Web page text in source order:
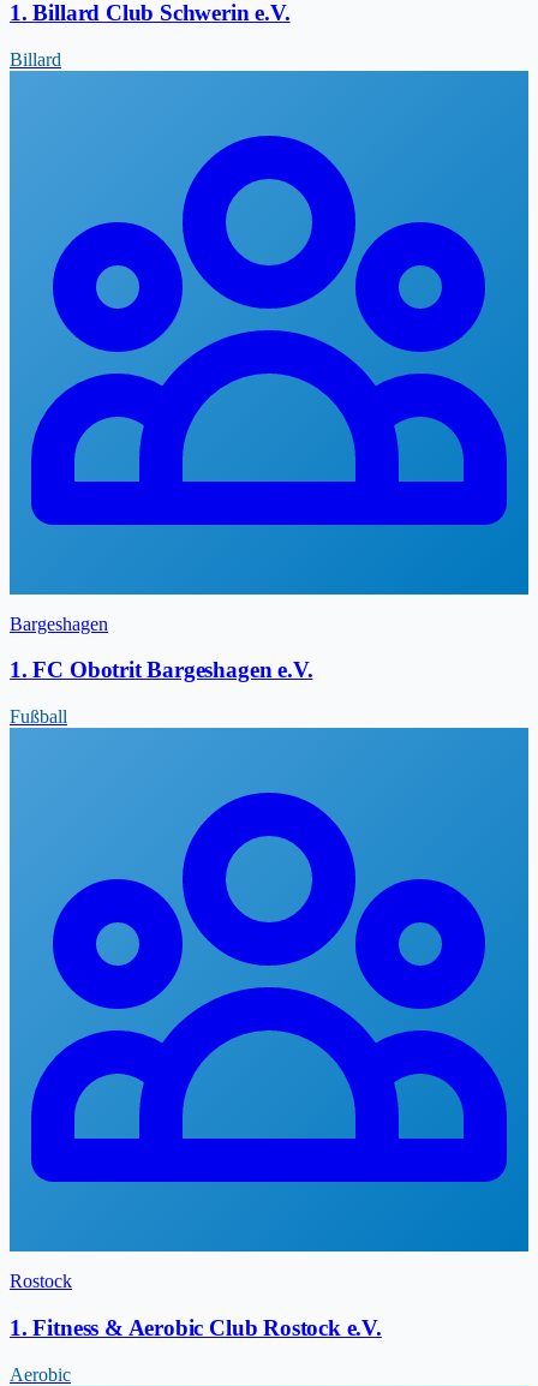
1. Billard Club Schwerin e.V.
Billard
Bargeshagen
1. FC Obotrit Bargeshagen e.V.
Fußball
Rostock
1. Fitness & Aerobic Club Rostock e.V.
Aerobic